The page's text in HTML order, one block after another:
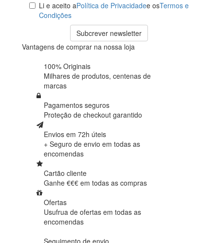
Li e aceito aPolítica de Privacidadee osTermos e
Condições
Subcrever newsletter
Vantagens de comprar na nossa loja
100% Originais
Milhares de produtos, centenas de
marcas
Pagamentos seguros
Proteção de checkout garantido
Envios em 72h úteis
+ Seguro de envio em todas as
encomendas
Cartão cliente
Ganhe €€€ em todas as compras
Ofertas
Usufrua de ofertas em todas as
encomendas